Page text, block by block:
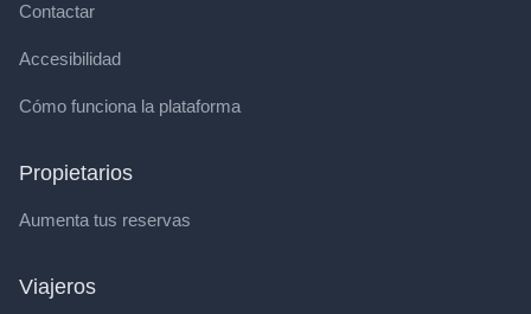
Contactar
Accesibilidad
Cómo funciona la plataforma
Propietarios
Aumenta tus reservas
Viajeros